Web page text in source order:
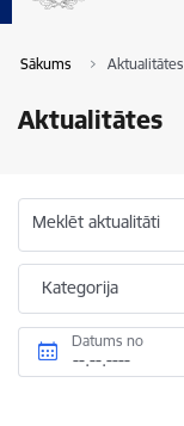
Sākums Aktualitātes
Aktualitātes
Meklēt aktualitāti
Kategorija
Datums no